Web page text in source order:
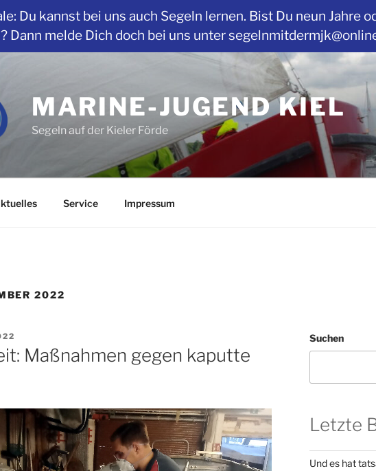
MARINE-JUGEND KIEL
Segeln auf der Kieler Förde
Service Impressum
2022
Maßnahmen gegen kaputte
Suchen
Letzte
Und es hat
Du kannst bei uns auch Segeln lernen. Bist Du neun Jahre
Dann melde Dich doch bei uns unter